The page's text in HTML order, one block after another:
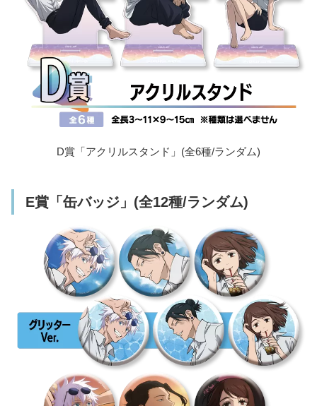
D賞「アクリルスタンド」(全6種/ランダム)
E賞「缶バッジ」(全12種/ランダム)